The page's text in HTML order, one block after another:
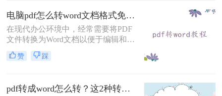
word文档呢？本文将介绍四种有效的
PDF转Word的方法，帮助你轻松完成
这一任务。
电脑pdf怎么转word文档格式免费？这2个方法了解一下！
在现代办公环境中，经常需要将PDF
文件转换为Word文档以便于编辑和修
改。对于那些希望节省成本的用户来
说，找到一种免费且有效的PDF转
将介绍两种可以免费使用的PDF转
赞 踩
pdf转成word怎么转？这2种转换方法你可以轻松学会！